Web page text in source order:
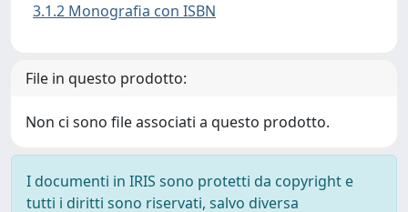
3.1.2 Monografia con ISBN
File in questo prodotto:
Non ci sono file associati a questo prodotto.
I documenti in IRIS sono protetti da copyright e
tutti i diritti sono riservati, salvo diversa